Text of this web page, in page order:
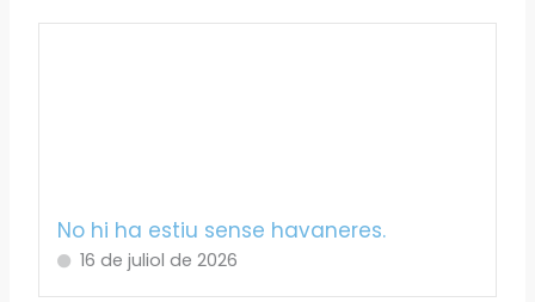
No hi ha estiu sense havaneres.
16 de juliol de 2026